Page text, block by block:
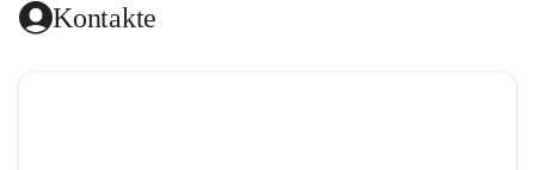
Das kirchenmusikalische Festival Cellensis wird seit dem
Kontakte